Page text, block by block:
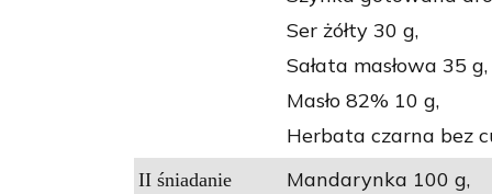
Ser żółty 30 g,
Sałata masłowa 35 g,
Masło 82% 10 g,
Herbata czarna bez
II śniadanie Mandarynka 100 g,